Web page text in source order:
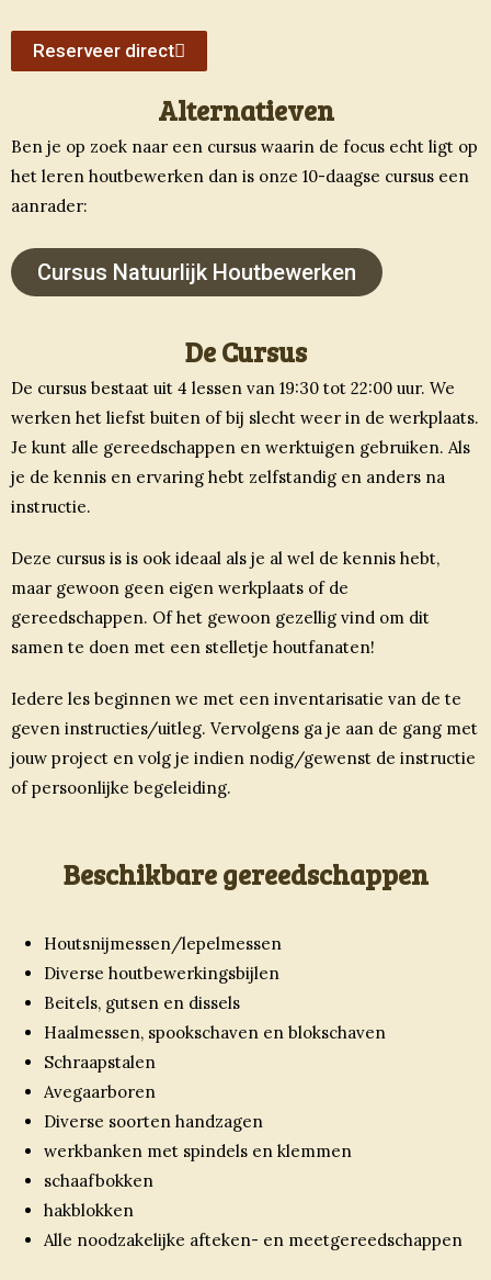
Reserveer direct
Alternatieven
Ben je op zoek naar een cursus waarin de focus echt ligt op
het leren houtbewerken dan is onze 10-daagse cursus een
aanrader:
Cursus Natuurlijk Houtbewerken
De Cursus
De cursus bestaat uit 4 lessen van 19:30 tot 22:00 uur. We
werken het liefst buiten of bij slecht weer in de werkplaats.
Je kunt alle gereedschappen en werktuigen gebruiken. Als
je de kennis en ervaring hebt zelfstandig en anders na
instructie.
Deze cursus is is ook ideaal als je al wel de kennis hebt,
maar gewoon geen eigen werkplaats of de
gereedschappen. Of het gewoon gezellig vind om dit
samen te doen met een stelletje houtfanaten!
Iedere les beginnen we met een inventarisatie van de te
geven instructies/uitleg. Vervolgens ga je aan de gang met
jouw project en volg je indien nodig/gewenst de instructie
of persoonlijke begeleiding.
Beschikbare gereedschappen
Houtsnijmessen/lepelmessen
Diverse houtbewerkingsbijlen
Beitels, gutsen en dissels
Haalmessen, spookschaven en blokschaven
Schraapstalen
Avegaarboren
Diverse soorten handzagen
werkbanken met spindels en klemmen
schaafbokken
hakblokken
Alle noodzakelijke afteken- en meetgereedschappen